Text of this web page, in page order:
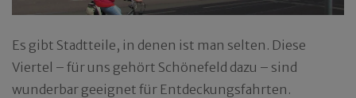
Es gibt Stadtteile, in denen ist man selten. Diese
Viertel – für uns gehört Schönefeld dazu – sind
wunderbar geeignet für Entdeckungsfahrten.